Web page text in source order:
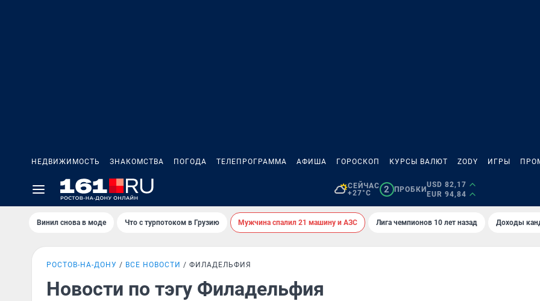
НЕДВИЖИМОСТЬ ЗНАКОМСТВА ПОГОДА ТЕЛЕПРОГРАММА АФИША ГОРОСКОП КУРСЫ ВАЛЮТ ZODY ИГРЫ
СЕЙЧАС
+27°C
2 ПРОБКИ
USD 82,17
EUR 94,84
Винил снова в моде Что с турпотоком в Грузию Мужчина спалил 21 машину и АЗС Лига чемпионов 10 лет назад Доходы
РОСТОВ-НА-ДОНУ ВСЕ НОВОСТИ ФИЛАДЕЛЬФИЯ
Новости по тэгу Филадельфия